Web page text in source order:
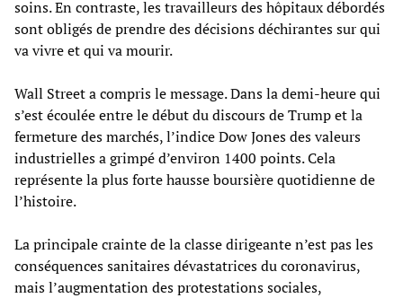
soins. En contraste, les travailleurs des hôpitaux débordés
sont obligés de prendre des décisions déchirantes sur qui
va vivre et qui va mourir.
Wall Street a compris le message. Dans la demi-heure qui
s’est écoulée entre le début du discours de Trump et la
fermeture des marchés, l’indice Dow Jones des valeurs
industrielles a grimpé d’environ 1400 points. Cela
représente la plus forte hausse boursière quotidienne de
l’histoire.
La principale crainte de la classe dirigeante n’est pas les
conséquences sanitaires dévastatrices du coronavirus,
mais l’augmentation des protestations sociales,